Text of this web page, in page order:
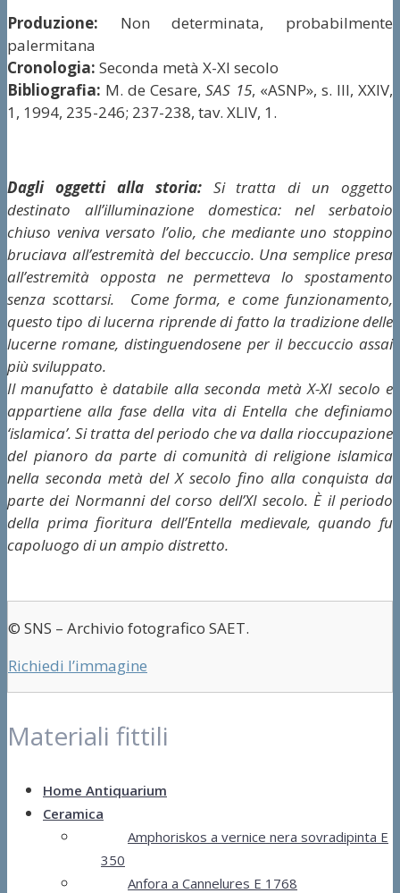
Produzione: Non determinata, probabilmente
palermitana
Cronologia: Seconda metà X-XI secolo
Bibliografia: M. de Cesare,SAS 15, «ASNP», s. III, XXIV,
1, 1994, 235-246; 237-238, tav. XLIV, 1.
Dagli oggetti alla storia: Si tratta di un oggetto
destinato all’illuminazione domestica: nel serbatoio
chiuso veniva versato l’olio, che mediante uno stoppino
bruciava all’estremità del beccuccio. Una semplice presa
all’estremità opposta ne permetteva lo spostamento
senza scottarsi. Come forma, e come funzionamento,
questo tipo di lucerna riprende di fatto la tradizione delle
lucerne romane, distinguendosene per il beccuccio assai
più sviluppato.
Il manufatto è databile alla seconda metà X-XI secolo e
appartiene alla fase della vita di Entella che definiamo
‘islamica’. Si tratta del periodo che va dalla rioccupazione
del pianoro da parte di comunità di religione islamica
nella seconda metà del X secolo fino alla conquista da
parte dei Normanni del corso dell’XI secolo. È il periodo
della prima fioritura dell’Entella medievale, quando fu
capoluogo di un ampio distretto.
© SNS – Archivio fotografico SAET.
Richiedi l’immagine
Materiali fittili
Home Antiquarium
Ceramica
Amphoriskos a vernice nera sovradipinta E
350
Anfora a Cannelures E 1768